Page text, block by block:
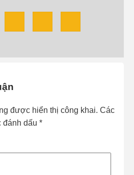
được hiển thị công khai. Các
dấu *